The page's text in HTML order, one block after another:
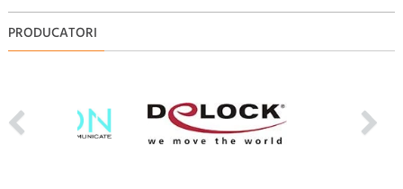
PRODUCATORI